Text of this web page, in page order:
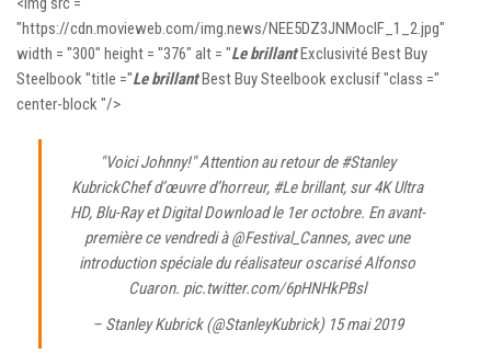
"https://cdn.movieweb.com/img.news/NEE5DZ3JNMocIF_1_2.jpg"
width = "300" height = "376" alt = "Le brillantExclusivité Best Buy
Steelbook "title ="Le brillantBest Buy Steelbook exclusif "class ="
center-block "/>
"Voici Johnny!" Attention au retour de#Stanley
KubrickChef d’œuvre d’horreur, #Le brillant, sur 4K Ultra
HD, Blu-Ray et Digital Download le 1er octobre. En avant-
première ce vendredi à@Festival_Cannes, avec une
introduction spéciale du réalisateur oscarisé Alfonso
Cuaron. pic.twitter.com/6pHNHkPBsl
– Stanley Kubrick (@StanleyKubrick) 15 mai 2019